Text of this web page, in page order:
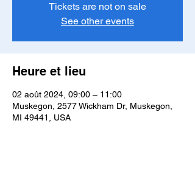
Tickets are not on sale
See other events
Heure et lieu
02 août 2024, 09:00 – 11:00
Muskegon, 2577 Wickham Dr, Muskegon,
MI 49441, USA